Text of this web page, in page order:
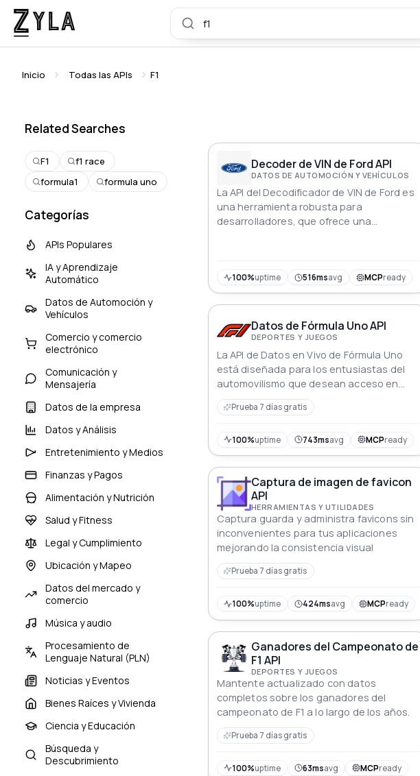
Inicio Todas las APIs F1
Related Searches
F1
f1 race
formula1
formula uno
Categorías
APIs Populares
IA y Aprendizaje
Automático
Datos de Automoción y
Vehículos
Comercio y comercio
electrónico
Comunicación y
Mensajería
Datos de la empresa
Datos y Análisis
Entretenimiento y Medios
Finanzas y Pagos
Alimentación y Nutrición
Salud y Fitness
Legal y Cumplimiento
Ubicación y Mapeo
Datos del mercado y
comercio
Música y audio
Procesamiento de
Lenguaje Natural (PLN)
Noticias y Eventos
Bienes Raíces y Vivienda
Ciencia y Educación
Búsqueda y
Descubrimiento
Decoder de VIN de Ford API
DATOS DE AUTOMOCIÓN Y VEHÍCULOS
La API del Decodificador de VIN de Ford es
una herramienta robusta para
desarrolladores, que ofrece una
(VIN) de Ford. Recupera información
completa, incluyendo especificaciones de
fabricación, atributos técnicos, detalles
de recalls e historia de propiedad,
mejorando las aplicaciones con
conocimientos profundos sobre vehículos
Ford.
100%uptime 516msavg MCPready
Datos de Fórmula Uno API
DEPORTES Y JUEGOS
La API de Datos en Vivo de Fórmula Uno
está diseñada para los entusiastas del
automovilismo que desean acceso en
tiempo real a datos de Fórmula 1. Esta API
proporciona a los usuarios información
clasificación de los pilotos hasta los
tiempos de vuelta, convirtiéndola en la
herramienta ideal para cualquiera que
quiera mantenerse al tanto de los últimos
desarrollos en el mundo de las carreras
de Fórmula 1.
Prueba 7 días gratis
100%uptime 743msavg MCPready
Captura de imagen de favicon
API
HERRAMIENTAS Y UTILIDADES
Captura guarda y administra favicons sin
inconvenientes para tus aplicaciones
mejorando la consistencia visual
Prueba 7 días gratis
100%uptime 424msavg MCPready
Ganadores del Campeonato de
F1 API
DEPORTES Y JUEGOS
Mantente actualizado con datos
completos sobre los ganadores del
campeonato de F1 a lo largo de los años.
Prueba 7 días gratis
100%uptime 63msavg MCPready